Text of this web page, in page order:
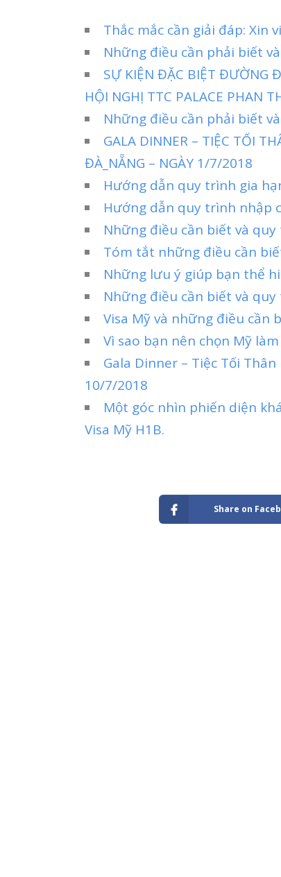
Thắc mắc cần giải đáp: Xin
Những điều cần phải biết
SỰ KIỆN ĐẶC BIỆT ĐƯỜNG
HỘI NGHỊ TTC PALACE PHAN
Những điều cần phải biết
GALA DINNER – TIỆC TỐI
ĐÀ_NẴNG – NGÀY 1/7/2018
Hướng dẫn quy trình gia
Hướng dẫn quy trình nhập
Những điều cần biết và
Tóm tắt những điều cần biết
Những lưu ý giúp bạn thể
Những điều cần biết và
Visa Mỹ và những điều cần
Vì sao bạn nên chọn Mỹ
Gala Dinner – Tiệc Tối
10/7/2018
Một góc nhìn phiến diện
Visa Mỹ H1B.
Share on